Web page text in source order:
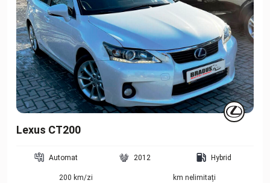
Lexus CT200
Automat 2012 Hybrid
200 km/zi km nelimitați